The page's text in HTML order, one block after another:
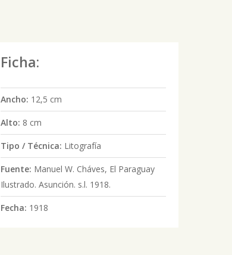
Ficha:
Ancho: 12,5 cm
Alto: 8 cm
Tipo / Técnica: Litografía
Fuente: Manuel W. Cháves, El Paraguay
Ilustrado. Asunción. s.l. 1918.
Fecha: 1918